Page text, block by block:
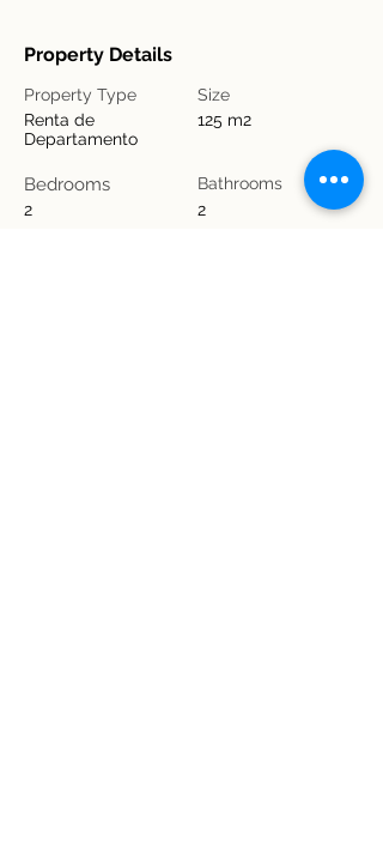
Property Details
Property Type
Renta de
Departamento
Bedrooms
2
Size
125 m2
Bathrooms
2